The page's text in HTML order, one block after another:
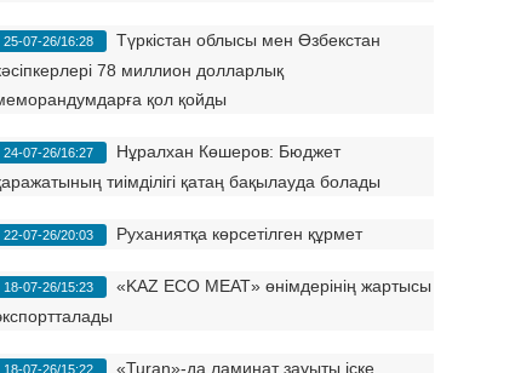
25-07-26/16:28
Түркістан облысы мен Өзбекстан
78 миллион долларлық
қол қойды
24-07-26/16:27
Нұралхан Көшеров: Бюджет
тиімділігі қатаң бақылауда болады
22-07-26/20:03 Руханиятқа көрсетілген құрмет
18-07-26/15:23
«KAZ ECO MEAT» өнімдерінің жартысы
18-07-26/15:22
«Turan»-да ламинат зауыты іске